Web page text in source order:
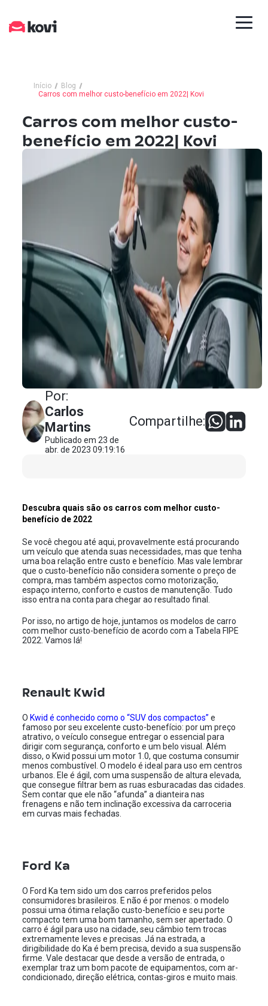
Início
Blog
Carros com melhor custo-benefício em 2022| Kovi
Carros com melhor custo-
benefício em 2022| Kovi
Por:
Carlos
Martins
Publicado em 23 de
abr. de 2023 09:19:16
Compartilhe:
Descubra quais são os carros com melhor custo-
benefício de 2022
Se você chegou até aqui, provavelmente está procurando
um veículo que atenda suas necessidades, mas que tenha
uma boa relação entre custo e benefício. Mas vale lembrar
que o custo-benefício não considera somente o preço de
compra, mas também aspectos como motorização,
espaço interno, conforto e custos de manutenção. Tudo
isso entra na conta para chegar ao resultado final.
Por isso, no artigo de hoje, juntamos os modelos de carro
com melhor custo-benefício de acordo com a Tabela FIPE
2022. Vamos lá!
Renault Kwid
O Kwid é conhecido como o “SUV dos compactos” e
famoso por seu excelente custo-benefício: por um preço
atrativo, o veículo consegue entregar o essencial para
dirigir com segurança, conforto e um belo visual. Além
disso, o Kwid possui um motor 1.0, que costuma consumir
menos combustível. O modelo é ideal para uso em centros
urbanos. Ele é ágil, com uma suspensão de altura elevada,
que consegue filtrar bem as ruas esburacadas das cidades.
Sem contar que ele não “afunda” a dianteira nas
frenagens e não tem inclinação excessiva da carroceria
em curvas mais fechadas.
Ford Ka
O Ford Ka tem sido um dos carros preferidos pelos
consumidores brasileiros. E não é por menos: o modelo
possui uma ótima relação custo-benefício e seu porte
compacto tem uma bom tamanho, sem ser apertado. O
carro é ágil para uso na cidade, seu câmbio tem trocas
extremamente leves e precisas. Já na estrada, a
dirigibilidade do Ka é bem precisa, devido a sua suspensão
firme. Vale destacar que desde a versão de entrada, o
exemplar traz um bom pacote de equipamentos, com ar-
condicionado, direção elétrica, contas-giros e muito mais.